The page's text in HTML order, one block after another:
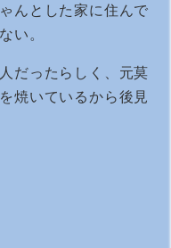
んとした家に住んで
い。
だったらしく、元莫
焼いているから後見